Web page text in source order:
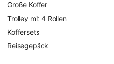
Große Koffer
Trolley mit 4 Rollen
Koffersets
Reisegepäck